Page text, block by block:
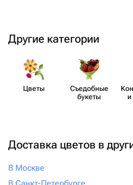
Другие категории
Цветы
Съедобные
букеты
Доставка цветов в
В Москве